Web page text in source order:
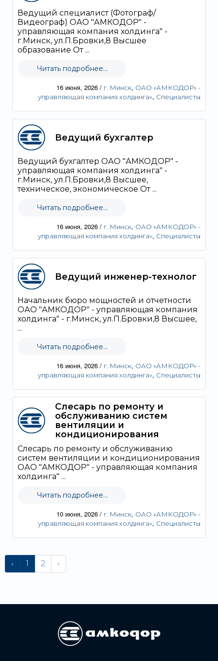
Ведущий специалист (Фотограф/
Видеограф) ОАО "АМКОДОР" -
управляющая компания холдинга" -
г.Минск, ул.П.Бровки,8 Высшее
образование От ...
Читать подробнее...
16 июня, 2026 / г. Минск, ОАО «АМКОДОР» -
управляющая компания холдинга», Специалисты
Ведущий бухгалтер
Ведущий бухгалтер ОАО "АМКОДОР" -
управляющая компания холдинга" -
г.Минск, ул.П.Бровки,8 Высшее,
техническое, экономическое От ...
Читать подробнее...
16 июня, 2026 / г. Минск, ОАО «АМКОДОР» -
управляющая компания холдинга», Специалисты
Ведущий инженер-технолог
Начальник бюро мощностей и отчетности
ОАО "АМКОДОР" - управляющая компания
холдинга" - г.Минск, ул.П.Бровки,8 Высшее,
...
Читать подробнее...
16 июня, 2026 / г. Минск, ОАО «АМКОДОР» -
управляющая компания холдинга», Специалисты
Слесарь по ремонту и
обслуживанию систем
вентиляции и
кондиционирования
Слесарь по ремонту и обслуживанию
систем вентиляции и кондиционирования
ОАО "АМКОДОР" - управляющая компания
холдинга" ...
Читать подробнее...
10 июня, 2026 / г. Минск, ОАО «АМКОДОР» -
управляющая компания холдинга», Специалисты
‹ 1 2 ›